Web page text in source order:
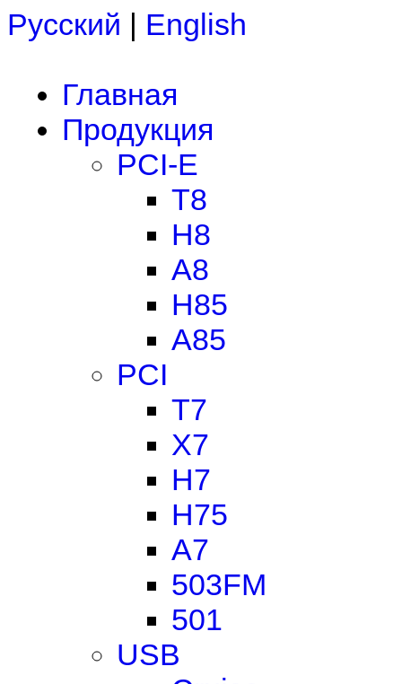
Русский | English
Главная
Продукция
PCI-E
T8
H8
A8
H85
A85
PCI
T7
X7
H7
H75
A7
503FM
501
USB